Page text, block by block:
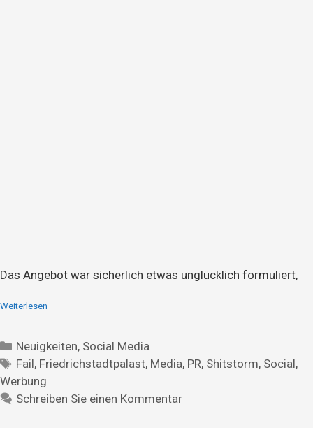
Das Angebot war sicherlich etwas unglücklich formuliert,
Weiterlesen
Neuigkeiten, Social Media
Fail, Friedrichstadtpalast, Media, PR, Shitstorm, Social,
Werbung
Schreiben Sie einen Kommentar